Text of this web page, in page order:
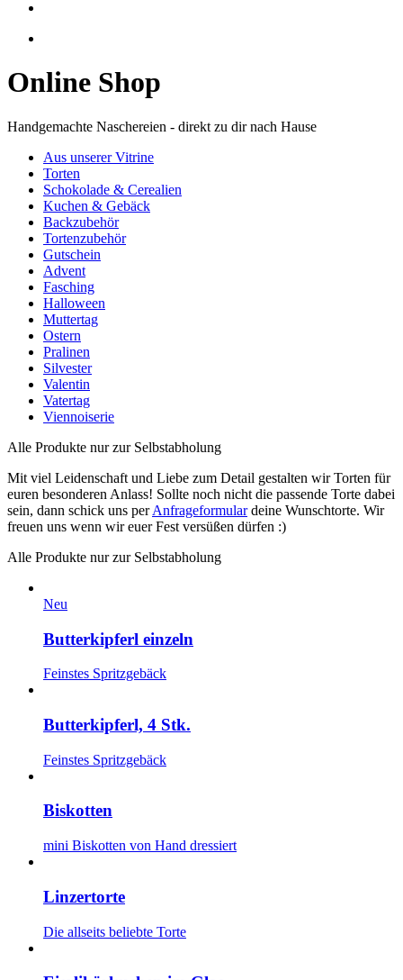
Online Shop
Handgemachte Naschereien - direkt zu dir nach Hause
Aus unserer Vitrine
Torten
Schokolade & Cerealien
Kuchen & Gebäck
Backzubehör
Tortenzubehör
Gutschein
Advent
Fasching
Halloween
Muttertag
Ostern
Pralinen
Silvester
Valentin
Vatertag
Viennoiserie
Alle Produkte nur zur Selbstabholung
Mit viel Leidenschaft und Liebe zum Detail gestalten wir Torten für
euren besonderen Anlass! Sollte noch nicht die passende Torte dabei
sein, dann schick uns perAnfrageformulardeine Wunschtorte. Wir
freuen uns wenn wir euer Fest versüßen dürfen :)
Alle Produkte nur zur Selbstabholung
Neu
Butterkipferl einzeln
Feinstes Spritzgebäck
Butterkipferl, 4 Stk.
Feinstes Spritzgebäck
Biskotten
mini Biskotten von Hand dressiert
Linzertorte
Die allseits beliebte Torte